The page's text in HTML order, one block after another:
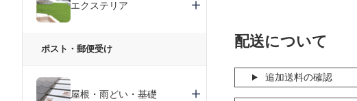
配送について
追加送料の確認
エクステリア
ポスト・郵便受け
屋根・雨どい・基礎